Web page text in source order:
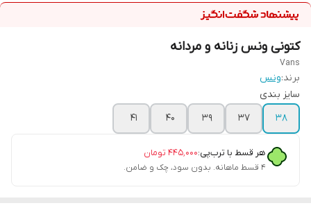
کتونی ونس زنانه و مردانه
Vans
برند:ونس
سایز بندی
۳۸
37
39
40
41
هر قسط با ترب‌پی:۴۴۵٬۰۰۰ تومان
۴ قسط ماهانه. بدون سود، چک و ضامن.